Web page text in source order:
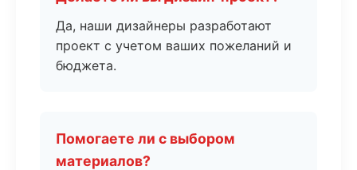
Да, наши дизайнеры разработают
проект с учетом ваших пожеланий и
бюджета.
Помогаете ли с выбором
материалов?